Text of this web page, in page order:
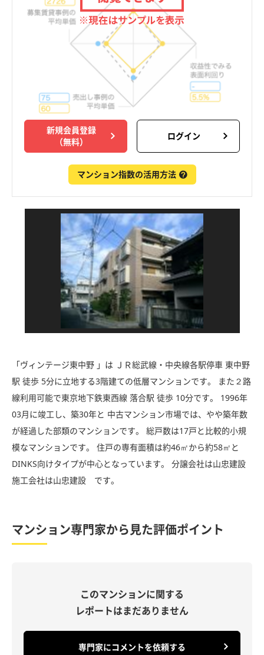
新規会員登録
（無料）
ログイン
マンション指数の活用方法
「ヴィンテージ東中野 」は ＪＲ総武線・中央線各駅停車 東中野
駅 徒歩 5分に立地する3階建ての低層マンションです。 また２路
線利用可能で東京地下鉄東西線 落合駅 徒歩 10分です。 1996年
03月に竣工し、築30年と 中古マンション市場では、やや築年数
が経過した部類のマンションです。 総戸数は17戸と比較的小規
模なマンションです。 住戸の専有面積は約46㎡から約58㎡と
DINKS向けタイプが中心となっています。 分譲会社は山忠建設
施工会社は山忠建設 です。
マンション専門家から見た評価ポイント
このマンションに関する
レポートはまだありません
専門家にコメントを依頼する